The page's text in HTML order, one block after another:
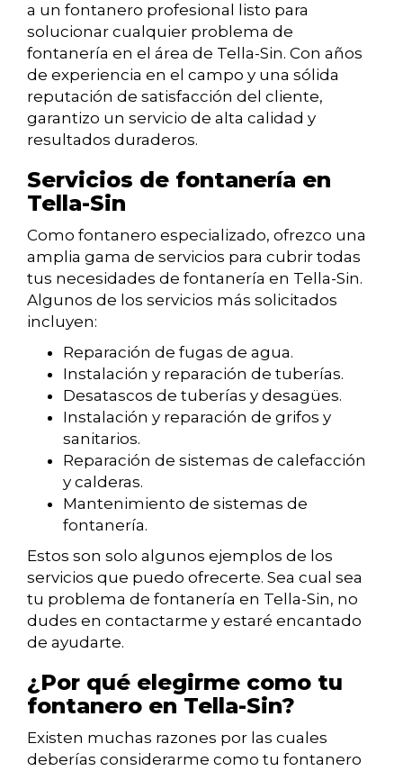
a un fontanero profesional listo para
solucionar cualquier problema de
fontanería en el área de Tella-Sin. Con años
de experiencia en el campo y una sólida
reputación de satisfacción del cliente,
garantizo un servicio de alta calidad y
resultados duraderos.
Servicios de fontanería en
Tella-Sin
Como fontanero especializado, ofrezco una
amplia gama de servicios para cubrir todas
tus necesidades de fontanería en Tella-Sin.
Algunos de los servicios más solicitados
incluyen:
Reparación de fugas de agua.
Instalación y reparación de tuberías.
Desatascos de tuberías y desagües.
Instalación y reparación de grifos y
sanitarios.
Reparación de sistemas de calefacción
y calderas.
Mantenimiento de sistemas de
fontanería.
Estos son solo algunos ejemplos de los
servicios que puedo ofrecerte. Sea cual sea
tu problema de fontanería en Tella-Sin, no
dudes en contactarme y estaré encantado
de ayudarte.
¿Por qué elegirme como tu
fontanero en Tella-Sin?
Existen muchas razones por las cuales
deberías considerarme como tu fontanero